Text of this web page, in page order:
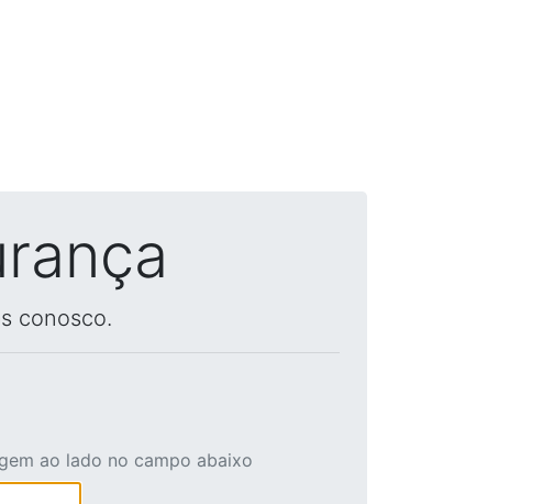
conosco.
ao lado no campo abaixo